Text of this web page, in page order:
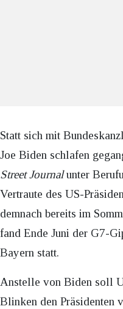
Statt sich mit
Joe Biden schlafen
Street Journalunter
Vertraute des US-
demnach bereits im
fand Ende Juni der G7-
Bayern statt.
Anstelle von Biden soll
Blinken den Präsidenten